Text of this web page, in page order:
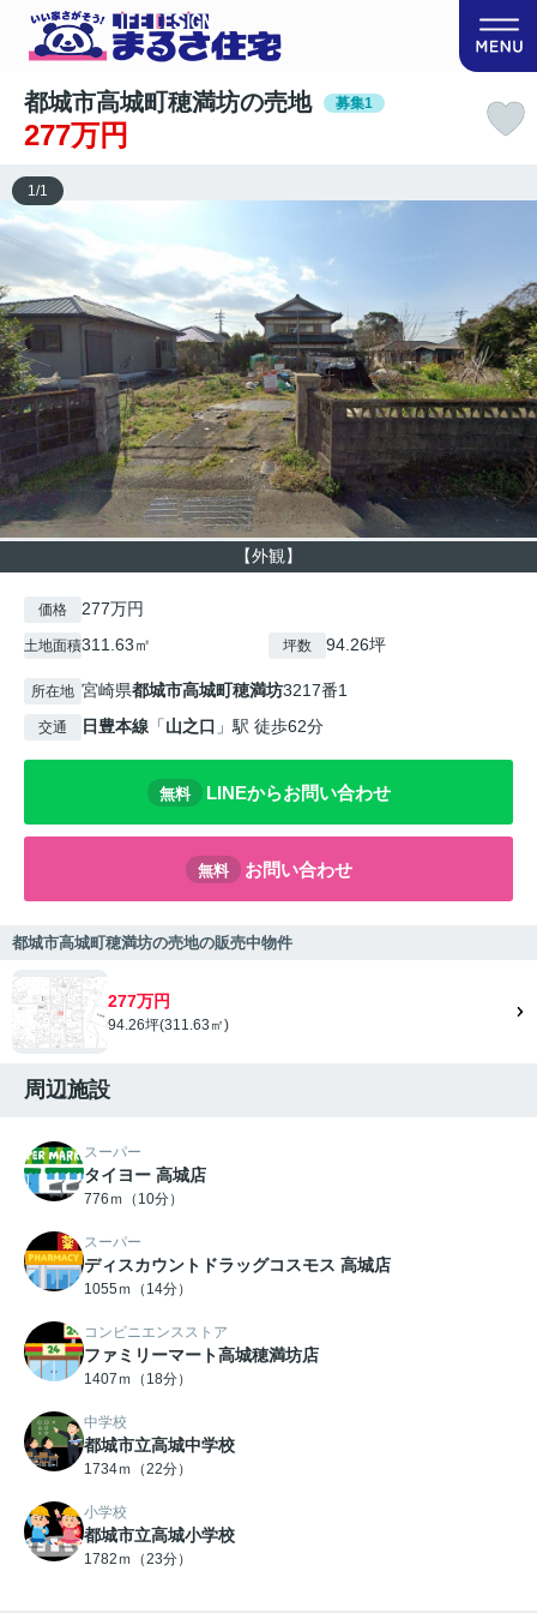
都城市高城町穂満坊の売地 募集1
277万円
【外観】
1/1
価格 277万円
土地面積311.63㎡ 坪数 94.26坪
所在地 宮崎県都城市高城町穂満坊3217番1
交通 日豊本線 「山之口 」駅 徒歩62分
無料 LINEからお問い合わせ
無料 お問い合わせ
都城市高城町穂満坊の売地の販売中物件
277万円
94.26坪(311.63㎡)
周辺施設
スーパー
タイヨー 高城店
776ｍ（10分）
スーパー
ディスカウントドラッグコスモス 高城店
1055ｍ（14分）
コンビニエンスストア
ファミリーマート高城穂満坊店
1407ｍ（18分）
中学校
都城市立高城中学校
1734ｍ（22分）
小学校
都城市立高城小学校
1782ｍ（23分）